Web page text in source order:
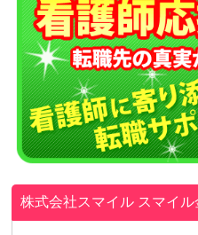
株式会社スマイル スマイル